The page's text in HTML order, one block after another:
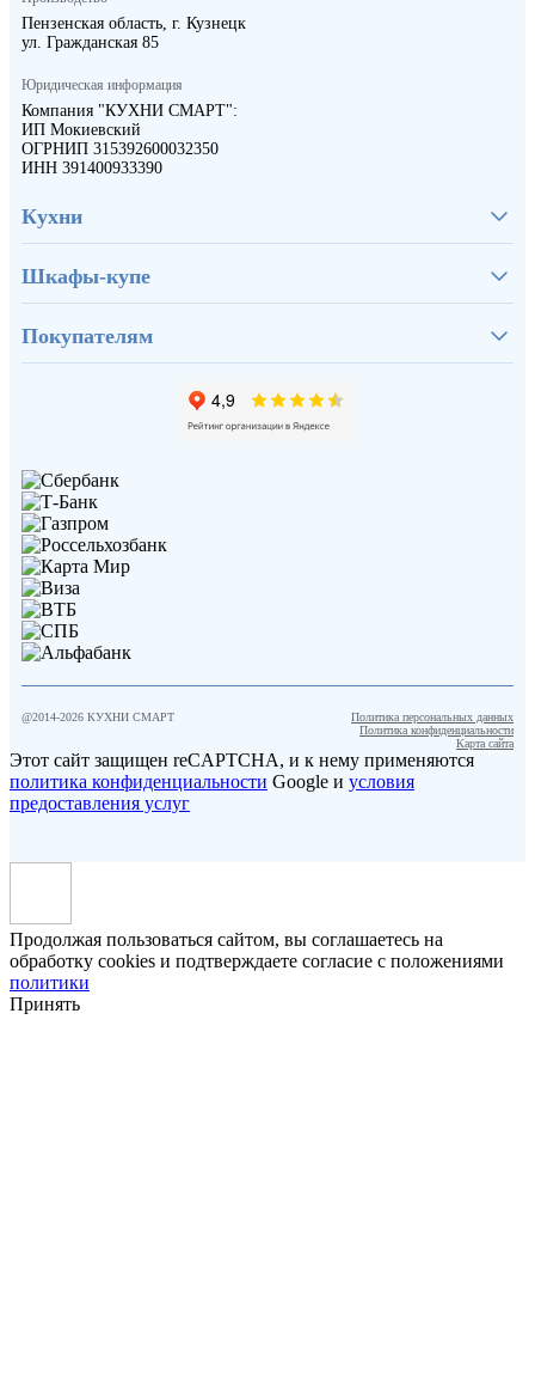
Пензенская область, г. Кузнецк
ул. Гражданская 85
Юридическая информация
Компания "КУХНИ СМАРТ":
ИП Мокиевский
ОГРНИП 315392600032350
ИНН 391400933390
Кухни
Шкафы-купе
Покупателям
@2014-2026 КУХНИ СМАРТ
Политика персональных данных
Политика конфиденциальности
Карта сайта
Этот сайт защищен reCAPTCHA, и к нему применяются
политика конфиденциальности Google и условия
предоставления услуг
Продолжая пользоваться сайтом, вы соглашаетесь на
обработку cookies и подтверждаете согласие с положениями
политики
Принять